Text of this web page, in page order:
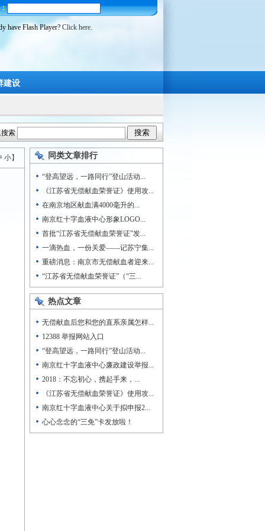
have Flash Player? Click here.
建设
索
小】 同类文章排行
“登高望远，一路同行”登山活动...
《江苏省无偿献血荣誉证》使用攻...
在南京地区献血满4000毫升的...
南京红十字血液中心形象LOGO...
首批“江苏省无偿献血荣誉证”发...
一滴热血，一份关爱——记苏宁集...
重磅消息：南京市无偿献血者迎来...
“江苏省无偿献血荣誉证”（“三...
热点文章
无偿献血后您和您的直系亲属怎样...
12388 举报网站入口
“登高望远，一路同行”登山活动...
南京红十字血液中心廉政建设举报...
2018：不忘初心，携起手来，...
《江苏省无偿献血荣誉证》使用攻...
南京红十字血液中心关于拟申报2...
心心念念的“三免”卡发放啦！